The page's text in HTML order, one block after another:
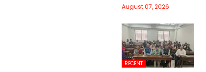
August 07, 2026
RECENT